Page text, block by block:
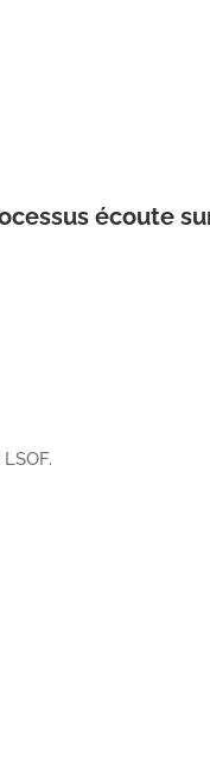
écoute